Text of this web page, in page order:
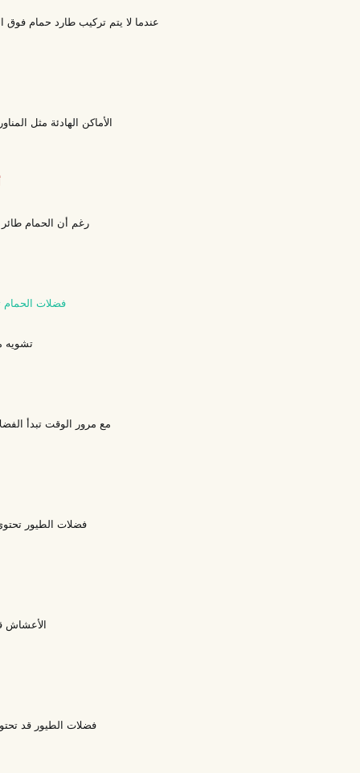
عندما لا يتم تركيب طارد حمام فوق
الأماكن الهادئة مثل
رغم أن الحمام
فضلات
تشويه
مع مرور الوقت تبدأ
فضلات الطيور
الأعشاش
فضلات الطيور قد